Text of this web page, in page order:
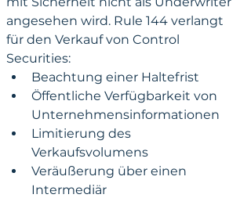
angesehen wird. Rule 144 verlangt
für den Verkauf von Control
Securities:
Beachtung einer Haltefrist
Öffentliche Verfügbarkeit von
Unternehmensinformationen
Limitierung des
Verkaufsvolumens
Veräußerung über einen
Intermediär